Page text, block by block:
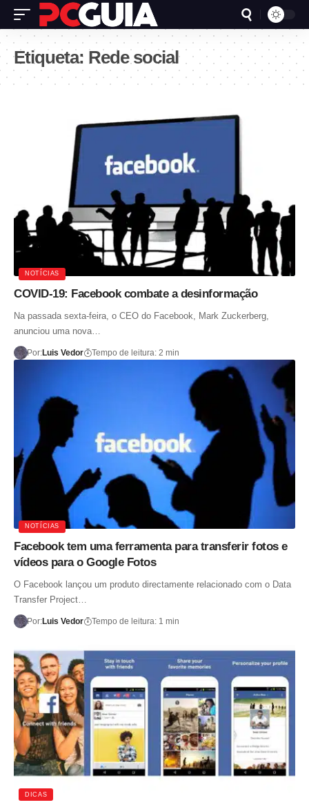
Etiqueta: Rede social
NOTÍCIAS
COVID-19: Facebook combate a desinformação
Na passada sexta-feira, o CEO do Facebook, Mark Zuckerberg,
anunciou uma nova…
Por:Luis Vedor Tempo de leitura: 2 min
NOTÍCIAS
Facebook tem uma ferramenta para transferir fotos e
vídeos para o Google Fotos
O Facebook lançou um produto directamente relacionado com o Data
Transfer Project…
Por:Luis Vedor Tempo de leitura: 1 min
DICAS